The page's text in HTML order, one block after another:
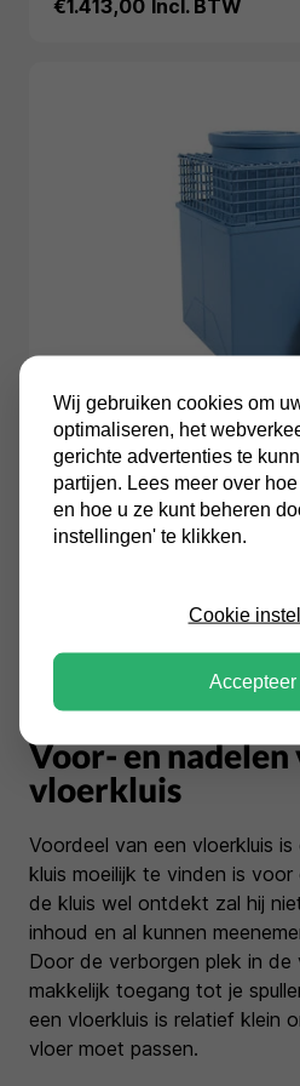
€1.413,00 Incl. BTW
Salvus
Salvus Fiora MC
Vloerkluis
Voor- en nadelen
vloerkluis
Voordeel van een vloerkluis
kluis moeilijk te vinden is voor
de kluis wel ontdekt zal hij
inhoud en al kunnen
Door de verborgen plek in de
makkelijk toegang tot je
een vloerkluis is relatief klein
vloer moet passen.
Wij gebruiken cookies om
optimaliseren, het
gerichte advertenties te
partijen. Lees meer over
en hoe u ze kunt beheren
instellingen' te klikken.
Cookie